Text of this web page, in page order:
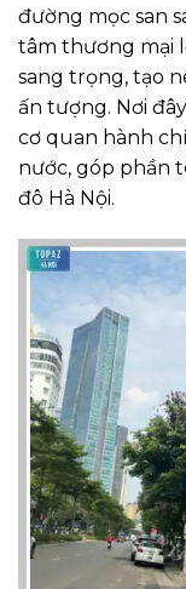
đường mọc san
tâm thương mại
sang trọng, tạo
ấn tượng. Nơi
cơ quan hành
nước, góp phần
đô Hà Nội.